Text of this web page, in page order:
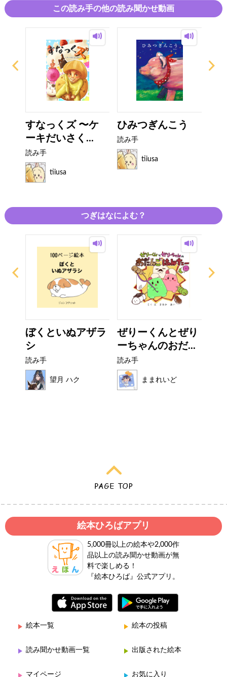
この読み手の他の読み聞かせ動画
すなっくズ 〜ケ
ーキだいさく...
読み手
tiiusa
ひみつぎんこう
読み手
tiiusa
つぎはなによむ？
ぼくといぬアザラ
シ
読み手
望月 ハク
ぜりーくんとぜり
ーちゃんのおだ...
読み手
ままれいど
絵本ひろばアプリ
5,000冊以上の絵本や2,000作
品以上の読み聞かせ動画が無
料で楽しめる！
『絵本ひろば』公式アプリ。
絵本一覧 絵本の投稿
読み聞かせ動画一覧 出版された絵本
マイページ お気に入り